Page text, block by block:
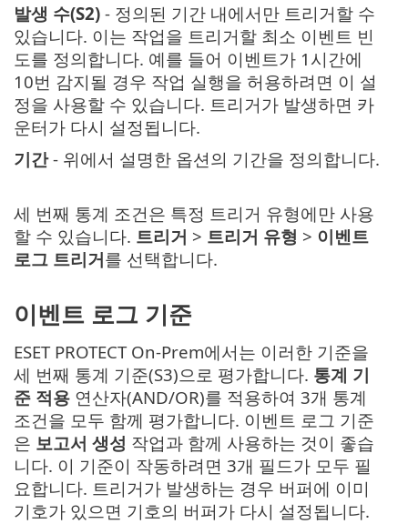
발생 수(S2) - 정의된 기간 내에서만 트리거할 수
있습니다. 이는 작업을 트리거할 최소 이벤트 빈
도를 정의합니다. 예를 들어 이벤트가 1시간에
10번 감지될 경우 작업 실행을 허용하려면 이 설
정을 사용할 수 있습니다. 트리거가 발생하면 카
운터가 다시 설정됩니다.
기간- 위에서 설명한 옵션의 기간을 정의합니다.
세 번째 통계 조건은 특정 트리거 유형에만 사용
할 수 있습니다. 트리거 > 트리거 유형 > 이벤트
로그 트리거를 선택합니다.
이벤트 로그 기준
ESET PROTECT On-Prem에서는 이러한 기준을
세 번째 통계 기준(S3)으로 평가합니다. 통계 기
준 적용 연산자(AND/OR)를 적용하여 3개 통계
조건을 모두 함께 평가합니다. 이벤트 로그 기준
은 보고서 생성 작업과 함께 사용하는 것이 좋습
니다. 이 기준이 작동하려면 3개 필드가 모두 필
요합니다. 트리거가 발생하는 경우 버퍼에 이미
기호가 있으면 기호의 버퍼가 다시 설정됩니다.